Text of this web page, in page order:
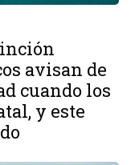
avisan de
cuando los
y este